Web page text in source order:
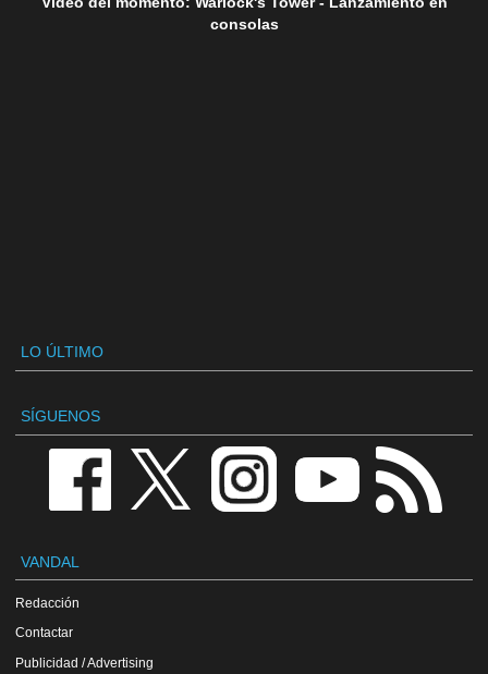
consolas
LO ÚLTIMO
SÍGUENOS
VANDAL
Redacción
Contactar
Publicidad / Advertising